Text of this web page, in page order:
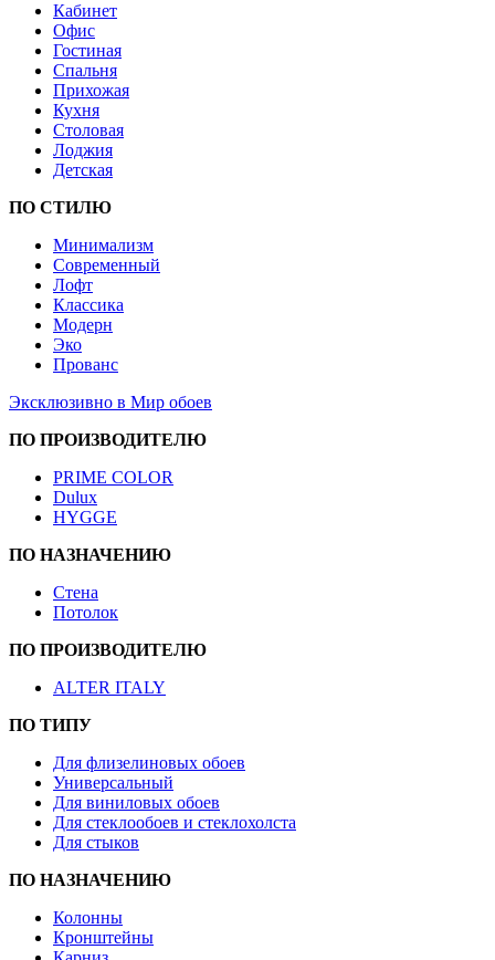
Кабинет
Офис
Гостиная
Спальня
Прихожая
Кухня
Столовая
Лоджия
Детская
ПО СТИЛЮ
Минимализм
Современный
Лофт
Классика
Модерн
Эко
Прованс
Эксклюзивно в Мир обоев
ПО ПРОИЗВОДИТЕЛЮ
PRIME COLOR
Dulux
HYGGE
ПО НАЗНАЧЕНИЮ
Стена
Потолок
ПО ПРОИЗВОДИТЕЛЮ
ALTER ITALY
ПО ТИПУ
Для флизелиновых обоев
Универсальный
Для виниловых обоев
Для стеклообоев и стеклохолста
Для стыков
ПО НАЗНАЧЕНИЮ
Колонны
Кронштейны